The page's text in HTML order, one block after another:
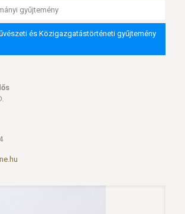
gyűjtemény
és Közigazgatástörténeti gyűjtemény